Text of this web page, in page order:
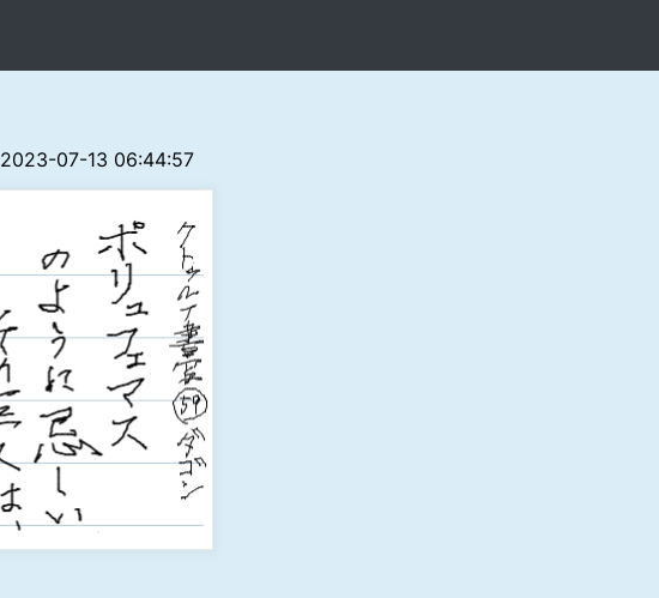
2023-07-13 06:44:57